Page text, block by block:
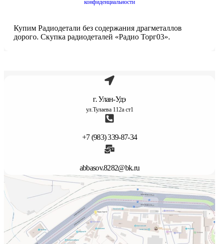
конфиденциальности
Купим Радиодетали без содержания драгметаллов
дорого. Скупка радиодеталей «Радио Торг03».
г. Улан-Удэ
ул.Тулаева 112а ст1
+7 (983) 339-87-34
abbasov.8282@bk.ru